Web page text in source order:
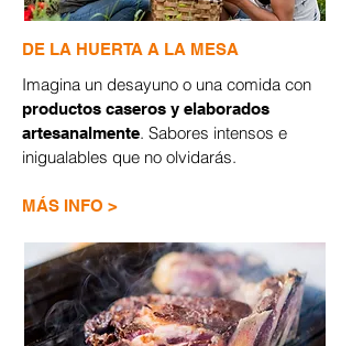
DE LA HUERTA A LA MESA
Imagina un desayuno o una comida con
productos caseros y elaborados
artesanalmente. Sabores intensos e
inigualables que no olvidarás.
​MÁS INFO >